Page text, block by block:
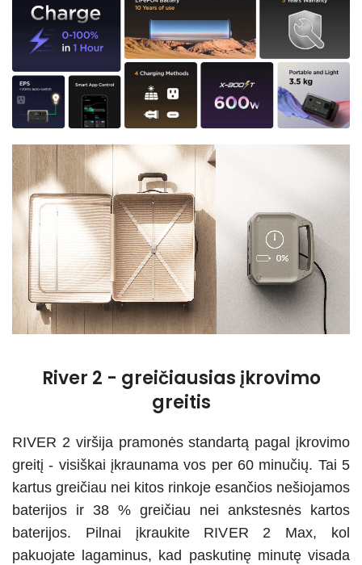
River 2 - greičiausias įkrovimo
greitis
RIVER 2 viršija pramonės standartą pagal įkrovimo
greitį - visiškai įkraunama vos per 60 minučių. Tai 5
kartus greičiau nei kitos rinkoje esančios nešiojamos
baterijos ir 38 % greičiau nei ankstesnės kartos
baterijos. Pilnai įkraukite RIVER 2 Max, kol
pakuojate lagaminus, kad paskutinę minutę visada